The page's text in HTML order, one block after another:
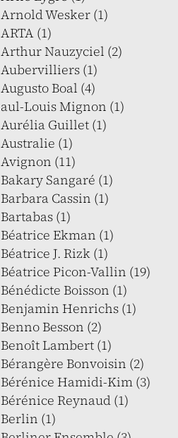
Arnold Wesker (1)
ARTA (1)
Arthur Nauzyciel (2)
Aubervilliers (1)
Augusto Boal (4)
aul-Louis Mignon (1)
Aurélia Guillet (1)
Australie (1)
Avignon (11)
Bakary Sangaré (1)
Barbara Cassin (1)
Bartabas (1)
Béatrice Ekman (1)
Béatrice J. Rizk (1)
Béatrice Picon-Vallin (19)
Bénédicte Boisson (1)
Benjamin Henrichs (1)
Benno Besson (2)
Benoît Lambert (1)
Bérangère Bonvoisin (2)
Bérénice Hamidi-Kim (3)
Bérénice Reynaud (1)
Berlin (1)